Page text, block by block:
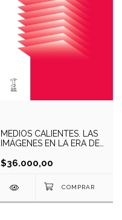
MEDIOS CALIENTES. LAS
IMÁGENES EN LA ERA DEL
$36.000,00